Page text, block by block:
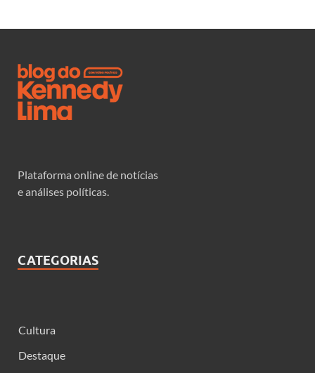
Plataforma online de notícias
e análises políticas.
CATEGORIAS
Cultura
Destaque